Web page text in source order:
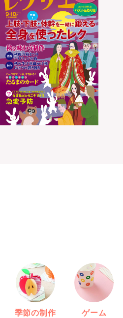
季節の制作 ゲーム